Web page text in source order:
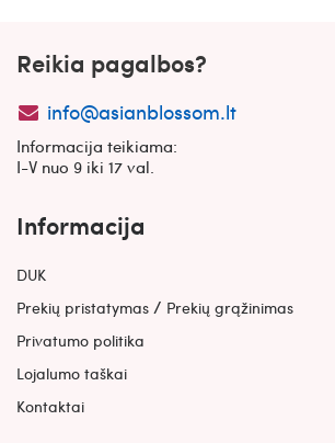
Reikia pagalbos?
info@asianblossom.lt
Informacija teikiama:
I-V nuo 9 iki 17 val.
Informacija
DUK
Prekių pristatymas / Prekių grąžinimas
Privatumo politika
Lojalumo taškai
Kontaktai